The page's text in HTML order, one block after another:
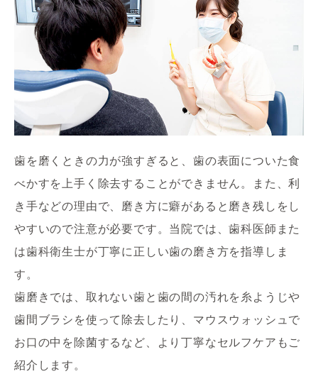
歯を磨くときの力が強すぎると、歯の表面についた食
べかすを上手く除去することができません。また、利
き手などの理由で、磨き方に癖があると磨き残しをし
やすいので注意が必要です。当院では、歯科医師また
は歯科衛生士が丁寧に正しい歯の磨き方を指導しま
す。
歯磨きでは、取れない歯と歯の間の汚れを糸ようじや
歯間ブラシを使って除去したり、マウスウォッシュで
お口の中を除菌するなど、より丁寧なセルフケアもご
紹介します。